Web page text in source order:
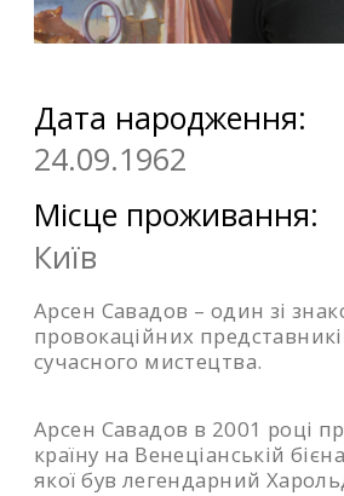
Дата народження:
24.09.1962
Місце проживання:
Київ
Арсен Савадов – один зі
провокаційних
сучасного мистецтва.
Арсен Савадов в 2001 році
країну на Венеціанській
якої був легендарний